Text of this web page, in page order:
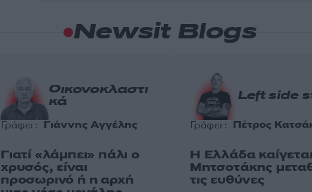
Newsit Blogs
Οικονοκλαστι
κά
Γράφει : Γιάννης Αγγέλης
Γιατί «λάμπει» πάλι ο
χρυσός, είναι
προσωρινό ή η αρχή
Left side
Γράφει : Πέτρος
Η Ελλάδα
Μητσοτάκης
τις ευθύνες